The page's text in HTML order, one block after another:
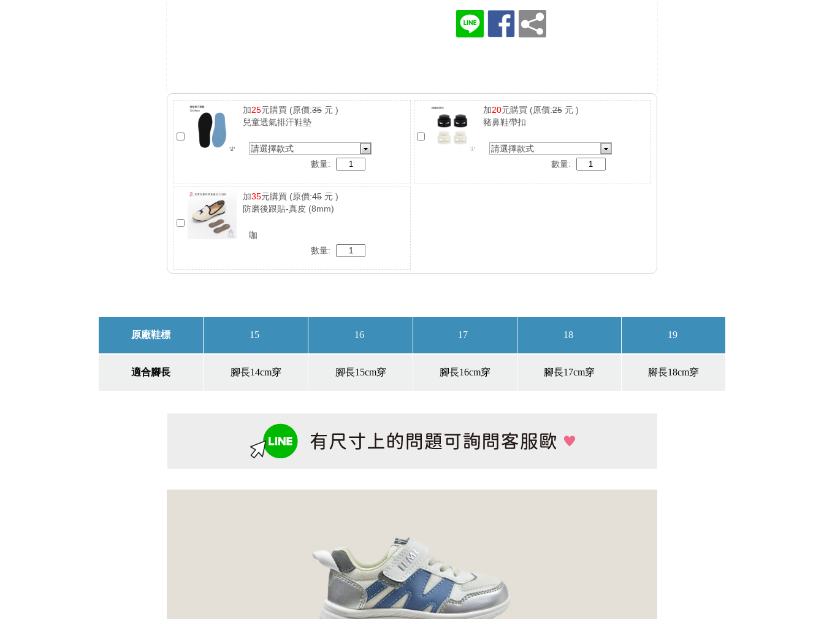
加25元購買 (原價:35 元 )
兒童透氣排汗鞋墊
請選擇款式
數量:
加20元購買 (原價:25元 )
豬鼻鞋帶扣
請選擇款式
數量:
加35元購買 (原價:45 元 )
防磨後跟貼-真皮 (8mm)
咖
數量: